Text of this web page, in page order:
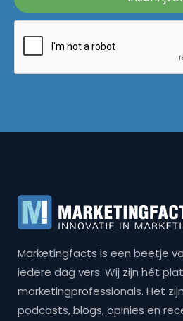
Marketingfacts is een beetje
iedere dag vers. Wij zijn hét
marketingprofessionals. Het
podcasts, blogs, opinies en